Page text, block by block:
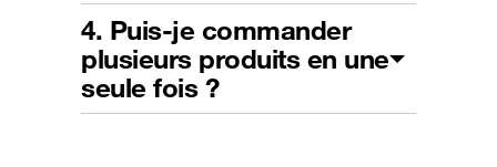
4. Puis-je commander
plusieurs produits en une
seule fois ?